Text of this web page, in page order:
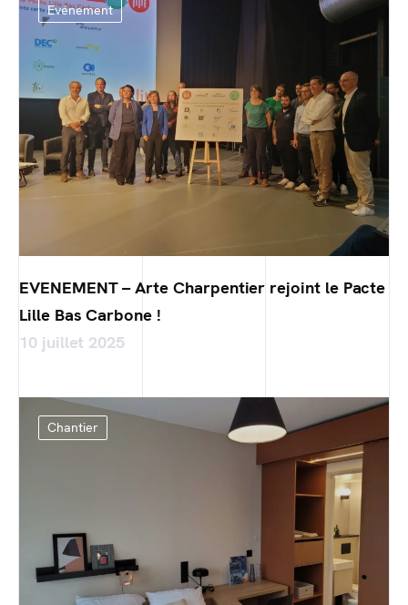
Evénement
EVENEMENT – Arte Charpentier rejoint le Pacte
Lille Bas Carbone !
10 juillet 2025
Chantier